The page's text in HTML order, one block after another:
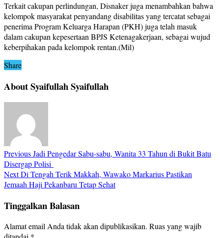
Terkait cakupan perlindungan, Disnaker juga menambahkan bahwa
kelompok masyarakat penyandang disabilitas yang tercatat sebagai
penerima Program Keluarga Harapan (PKH) juga telah masuk
dalam cakupan kepesertaan BPJS Ketenagakerjaan, sebagai wujud
keberpihakan pada kelompok rentan.(Mil)
Share
About Syaifullah Syaifullah
PreviousJadi Pengedar Sabu-sabu, Wanita 33 Tahun di Bukit Batu
Disergap Polisi
NextDi Tengah Terik Makkah, Wawako Markarius Pastikan
Jemaah Haji Pekanbaru Tetap Sehat
Tinggalkan Balasan
Alamat email Anda tidak akan dipublikasikan. Ruas yang wajib